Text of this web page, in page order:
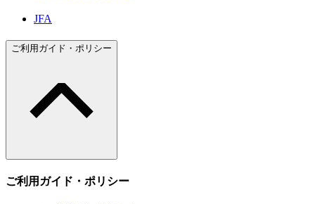
JFA
ご利用ガイド・ポリシー
ご利用ガイド・ポリシー